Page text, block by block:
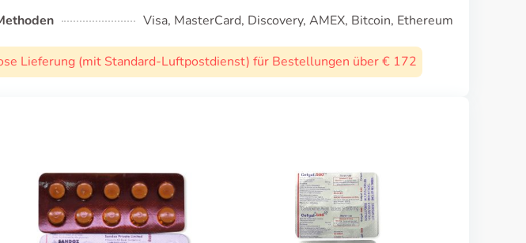
Visa, MasterCard, Discovery, AMEX, Bitcoin, Ethereum
Lieferung (mit Standard-Luftpostdienst) für Bestellungen über € 172